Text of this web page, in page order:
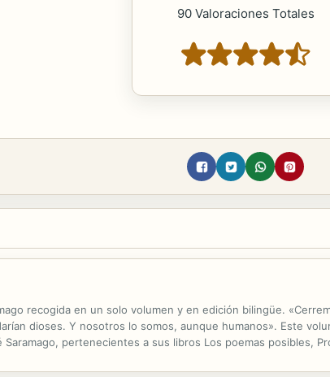
90 Valoraciones Totales
recogida en un solo volumen y en edición bilingüe.
dioses. Y nosotros lo somos, aunque humanos». Este
pertenecientes a sus libros Los poemas posibles,